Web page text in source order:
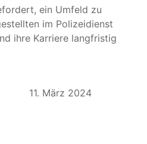
ein Umfeld zu
im Polizeidienst
ihre Karriere langfristig
2024